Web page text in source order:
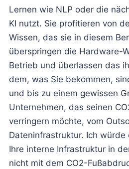
Lernen wie NLP oder die
KI nutzt. Sie profitieren von
Wissen, das sie in diesem
überspringen die Hardware-
Betrieb und überlassen das
dem, was Sie bekommen,
und bis zu einem gewissen
Unternehmen, das seinen
verringern möchte, vom
Dateninfrastruktur. Ich
Ihre interne Infrastruktur in
nicht mit dem CO2-